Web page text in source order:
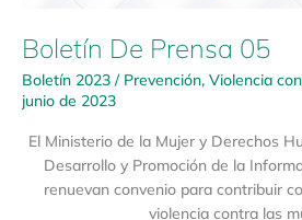
Boletín De Prensa 05
Boletín 2023 / Prevención, Violencia
junio de 2023
El Ministerio de la Mujer y Derechos
Desarrollo y Promoción de la
renuevan convenio para contribuir
violencia contra las